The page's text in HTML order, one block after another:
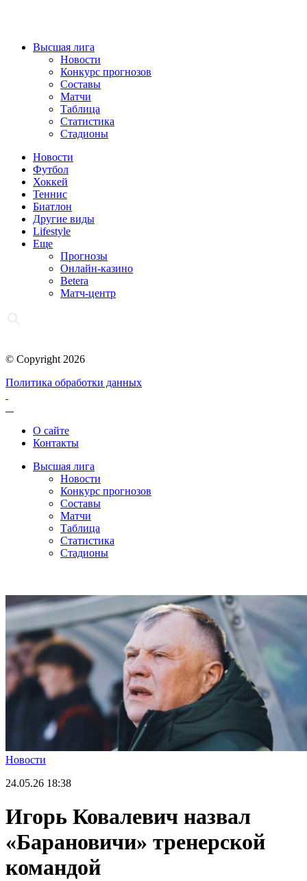
Высшая лига
Новости
Конкурс прогнозов
Составы
Матчи
Таблица
Статистика
Стадионы
Новости
Футбол
Хоккей
Теннис
Биатлон
Другие виды
Lifestyle
Еще
Прогнозы
Онлайн-казино
Betera
Матч-центр
© Copyright 2026
Политика обработки данных
О сайте
Контакты
Высшая лига
Новости
Конкурс прогнозов
Составы
Матчи
Таблица
Статистика
Стадионы
Новости
24.05.26 18:38
Игорь Ковалевич назвал
«Барановичи» тренерской
командой